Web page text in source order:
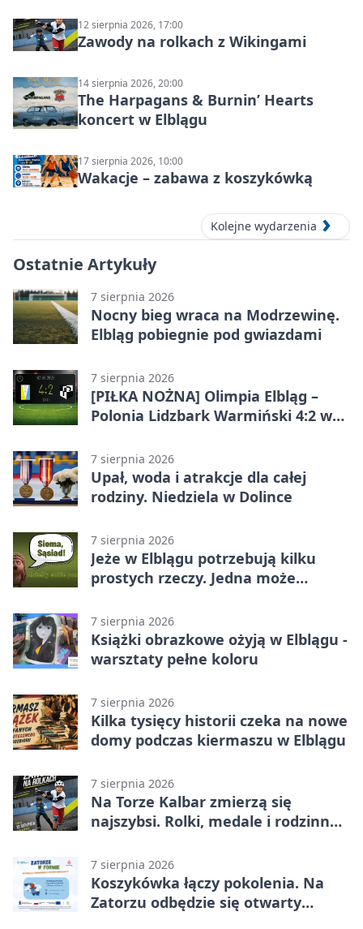
12 sierpnia 2026, 17:00
Zawody na rolkach z Wikingami
14 sierpnia 2026, 20:00
The Harpagans & Burnin’ Hearts
koncert w Elblągu
17 sierpnia 2026, 10:00
Wakacje – zabawa z koszykówką
Kolejne wydarzenia
Ostatnie Artykuły
7 sierpnia 2026
Nocny bieg wraca na Modrzewinę.
Elbląg pobiegnie pod gwiazdami
7 sierpnia 2026
[PIŁKA NOŻNA] Olimpia Elbląg –
Polonia Lidzbark Warmiński 4:2 w
7 sierpnia 2026
Upał, woda i atrakcje dla całej
rodziny. Niedziela w Dolince
7 sierpnia 2026
Jeże w Elblągu potrzebują kilku
prostych rzeczy. Jedna może
7 sierpnia 2026
Książki obrazkowe ożyją w Elblągu -
warsztaty pełne koloru
7 sierpnia 2026
Kilka tysięcy historii czeka na nowe
domy podczas kiermaszu w Elblągu
7 sierpnia 2026
Na Torze Kalbar zmierzą się
najszybsi. Rolki, medale i rodzinna
7 sierpnia 2026
Koszykówka łączy pokolenia. Na
Zatorzu odbędzie się otwarty